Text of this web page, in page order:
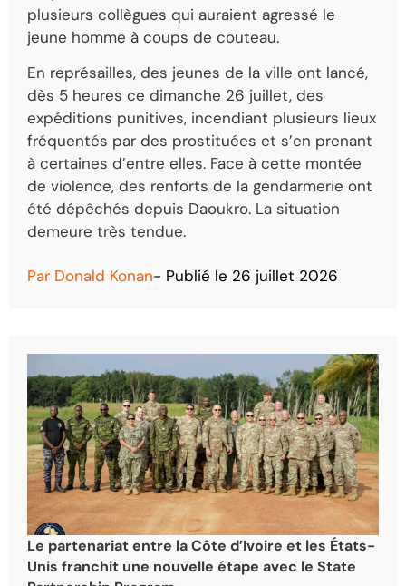
plusieurs collègues qui auraient agressé le
jeune homme à coups de couteau.
En représailles, des jeunes de la ville ont lancé,
dès 5 heures ce dimanche 26 juillet, des
expéditions punitives, incendiant plusieurs lieux
fréquentés par des prostituées et s’en prenant
à certaines d’entre elles. Face à cette montée
de violence, des renforts de la gendarmerie ont
été dépêchés depuis Daoukro. La situation
demeure très tendue.
Par Donald Konan- Publié le 26 juillet 2026
Le partenariat entre la Côte d’Ivoire et les États-
Unis franchit une nouvelle étape avec le State